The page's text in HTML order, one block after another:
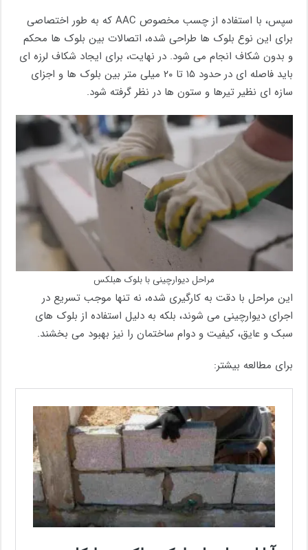
سپس، با استفاده از چسب مخصوص AAC که به طور اختصاصی
برای این نوع بلوک ها طراحی شده، اتصالات بین بلوک ها محکم
و بدون شکاف انجام می شود. در نهایت، برای ایجاد شکاف لرزه ای
باید فاصله ای در حدود ۱۵ تا ۲۰ میلی متر بین بلوک ها و اجزای
سازه ای نظیر تیرها و ستون ها در نظر گرفته شود.
مراحل دیوارچینی با بلوک هبلکس
این مراحل با دقت به کارگیری شده، نه تنها موجب تسریع در
اجرای دیوارچینی می شوند، بلکه به دلیل استفاده از بلوک های
سبک و عایق، کیفیت و دوام ساختمان را نیز بهبود می بخشند.
برای مطالعه بیشتر: